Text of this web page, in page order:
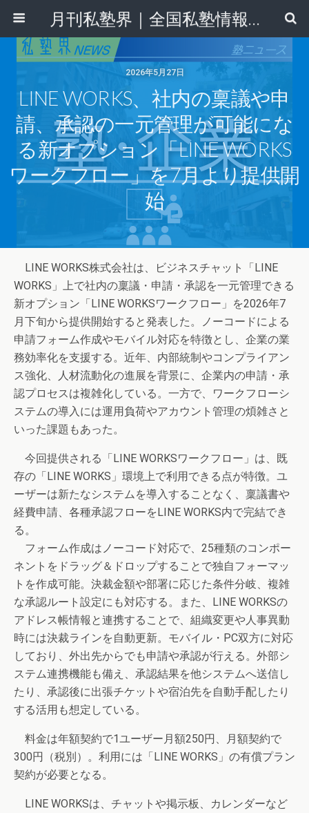
月刊私塾界｜全国私塾情報センター
2026年5月27日
LINE WORKS、社内の稟議や申
請、承認の一元管理が可能にな
る新オプション「LINE WORKS
ワークフロー」を7月より提供開
始
LINE WORKS株式会社は、ビジネスチャット「LINE
WORKS」上で社内の稟議・申請・承認を一元管理できる
新オプション「LINE WORKSワークフロー」を2026年7
月下旬から提供開始すると発表した。ノーコードによる
申請フォーム作成やモバイル対応を特徴とし、企業の業
務効率化を支援する。近年、内部統制やコンプライアン
ス強化、人材流動化の進展を背景に、企業内の申請・承
認プロセスは複雑化している。一方で、ワークフローシ
ステムの導入には運用負荷やアカウント管理の煩雑さと
いった課題もあった。
今回提供される「LINE WORKSワークフロー」は、既
存の「LINE WORKS」環境上で利用できる点が特徴。ユ
ーザーは新たなシステムを導入することなく、稟議書や
経費申請、各種承認フローをLINE WORKS内で完結でき
る。
フォーム作成はノーコード対応で、25種類のコンポー
ネントをドラッグ＆ドロップすることで独自フォーマッ
トを作成可能。決裁金額や部署に応じた条件分岐、複雑
な承認ルート設定にも対応する。また、LINE WORKSの
アドレス帳情報と連携することで、組織変更や人事異動
時には決裁ラインを自動更新。モバイル・PC双方に対応
しており、外出先からでも申請や承認が行える。外部シ
ステム連携機能も備え、承認結果を他システムへ送信し
たり、承認後に出張チケットや宿泊先を自動手配したり
する活用も想定している。
料金は年額契約で1ユーザー月額250円、月額契約で
300円（税別）。利用には「LINE WORKS」の有償プラン
契約が必要となる。
LINE WORKSは、チャットや掲示板、カレンダーなど